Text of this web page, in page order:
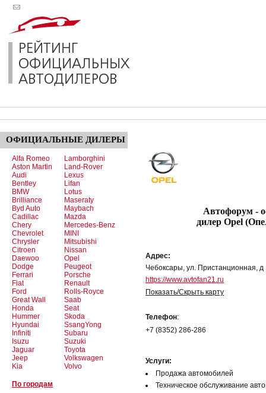
ОФИЦИАЛЬНЫЕ ДИЛЕРЫ
Alfa Romeo
Aston Martin
Audi
Bentley
BMW
Brilliance
Byd Auto
Cadillac
Chery
Chevrolet
Chrysler
Citroen
Daewoo
Dodge
Ferrari
Fiat
Ford
Great Wall
Honda
Hummer
Hyundai
Infiniti
Isuzu
Jaguar
Jeep
Kia
Lamborghini
Land-Rover
Lexus
Lifan
Lotus
Maseraty
Maybach
Mazda
Mercedes-Benz
MINI
Mitsubishi
Nissan
Opel
Peugeot
Porsche
Renault
Rolls-Royce
Saab
Seat
Skoda
SsangYong
Subaru
Suzuki
Toyota
Volkswagen
Volvo
По городам
Автофорум -
дилер Opel
Адрес:
Чебоксары, ул. Пристанционная, д
https://www.avtofan21.ru
Показать/Скрыть карту
Телефон:
+7 (8352) 286-286
Услуги:
Продажа автомобилей
Техническое обслуживание